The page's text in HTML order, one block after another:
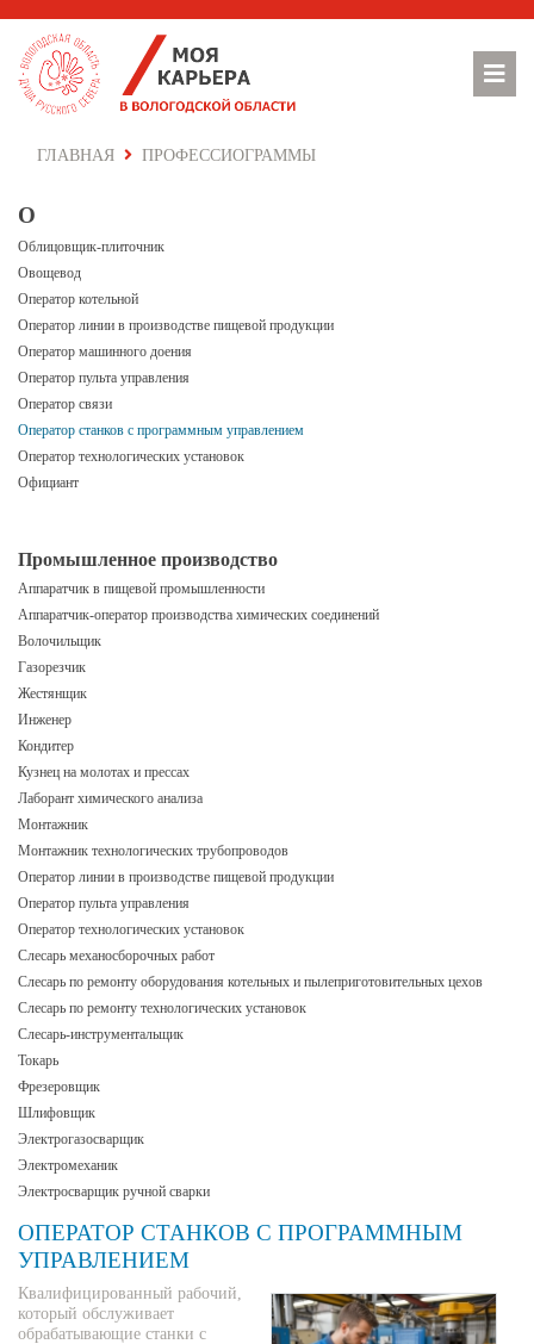
ГЛАВНАЯ ПРОФЕССИОГРАММЫ
О
Облицовщик-плиточник
Овощевод
Оператор котельной
Оператор линии в производстве пищевой продукции
Оператор машинного доения
Оператор пульта управления
Оператор связи
Оператор станков с программным управлением
Оператор технологических установок
Официант
Промышленное производство
Аппаратчик в пищевой промышленности
Аппаратчик-оператор производства химических соединений
Волочильщик
Газорезчик
Жестянщик
Инженер
Кондитер
Кузнец на молотах и прессах
Лаборант химического анализа
Монтажник
Монтажник технологических трубопроводов
Оператор линии в производстве пищевой продукции
Оператор пульта управления
Оператор технологических установок
Слесарь механосборочных работ
Слесарь по ремонту оборудования котельных и пылеприготовительных цехов
Слесарь по ремонту технологических установок
Слесарь-инструментальщик
Токарь
Фрезеровщик
Шлифовщик
Электрогазосварщик
Электромеханик
Электросварщик ручной сварки
ОПЕРАТОР СТАНКОВ С ПРОГРАММНЫМ
УПРАВЛЕНИЕМ
Квалифицированный рабочий,
который обслуживает
обрабатывающие станки с